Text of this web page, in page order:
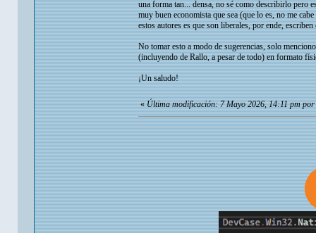
una forma tan... densa, no sé como describirlo pero
muy buen economista que sea (que lo es, no me
estos autores es que son liberales, por ende,
No tomar esto a modo de sugerencias, solo
(incluyendo de Rallo, a pesar de todo) en formato
¡Un saludo!
«Última modificación: 7 Mayo 2026, 14:11 pm